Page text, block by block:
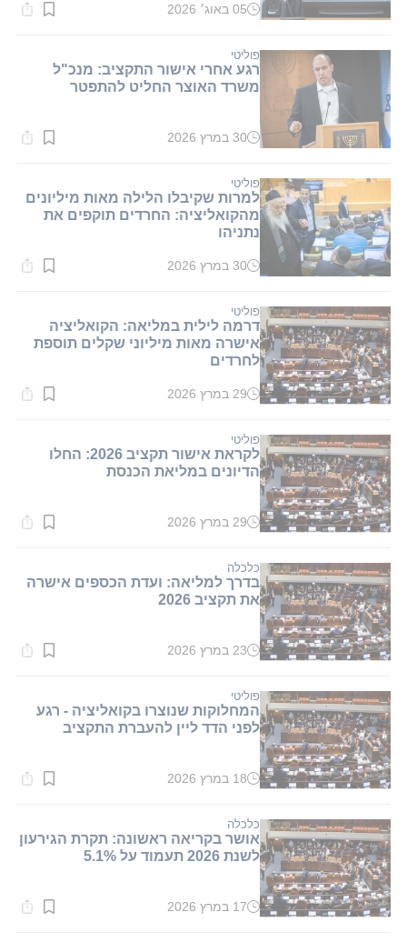
זמן
דקות.
05 באוג׳ 2026
פוליטי
רגע אחרי אישור התקציב: מנכ"ל
משרד האוצר החליט להתפטר
זמן
דקות.
30 במרץ 2026
פוליטי
למרות שקיבלו הלילה מאות מיליונים
מהקואליציה: החרדים תוקפים את
נתניהו
זמן
דקות.
30 במרץ 2026
פוליטי
דרמה לילית במליאה: הקואליציה
אישרה מאות מיליוני שקלים תוספת
לחרדים
זמן
דקות.
29 במרץ 2026
פוליטי
לקראת אישור תקציב 2026: החלו
הדיונים במליאת הכנסת
זמן
דקות.
29 במרץ 2026
כלכלה
בדרך למליאה: ועדת הכספים אישרה
את תקציב 2026
זמן
דקות.
23 במרץ 2026
פוליטי
המחלוקות שנוצרו בקואליציה - רגע
לפני הדד ליין להעברת התקציב
זמן
דקות.
18 במרץ 2026
כלכלה
אושר בקריאה ראשונה: תקרת הגירעון
לשנת 2026 תעמוד על 5.1%
זמן17 במרץ 2026